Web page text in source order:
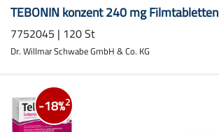
TEBONIN konzent 240 mg Filmtabletten
7752045 | 120 St
Dr. Willmar Schwabe GmbH & Co. KG
-18%2